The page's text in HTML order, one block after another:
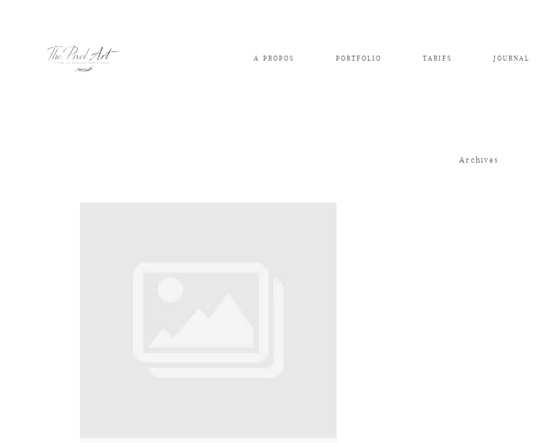
A PROPOS PORTFOLIO TARIFS JOURNAL
Archives